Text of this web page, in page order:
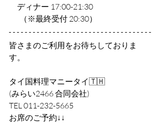
ディナー 17:00-21:30
       （※最終受付 20:30）
皆さまのご利用をお待ちしておりま
す。
タイ国料理マニータイ🇹🇭
(みらい2466 合同会社)
TEL 011-232-5665
お席のご予約↓↓